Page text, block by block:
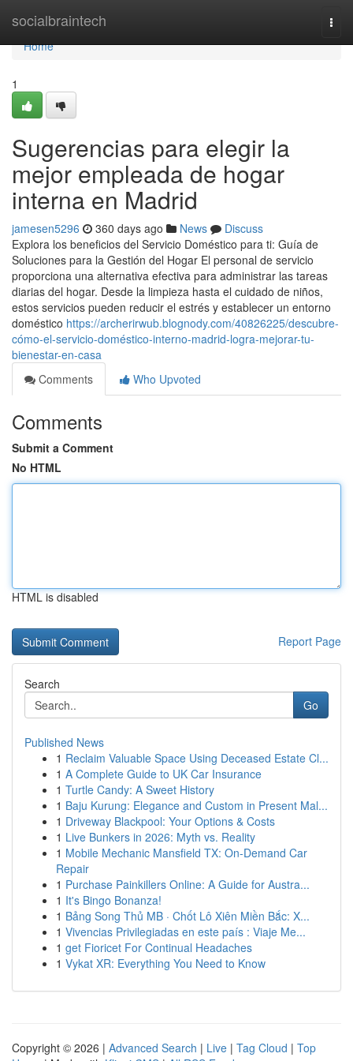
socialbraintech
Home
Home
1
Sugerencias para elegir la
mejor empleada de hogar
interna en Madrid
jamesen5296 360 days ago News
Discuss
Explora los beneficios del Servicio Doméstico para ti: Guía de
Soluciones para la Gestión del Hogar El personal de servicio
proporciona una alternativa efectiva para administrar las tareas
diarias del hogar. Desde la limpieza hasta el cuidado de niños,
estos servicios pueden reducir el estrés y establecer un entorno
doméstico https://archerirwub.blognody.com/40826225/descubre-
cómo-el-servicio-doméstico-interno-madrid-logra-mejorar-tu-
bienestar-en-casa
Comments
Who Upvoted
Comments
Submit a Comment
No HTML
HTML is disabled
Report Page
Search
Go
Published News
1 Reclaim Valuable Space Using Deceased Estate Cl...
1 A Complete Guide to UK Car Insurance
1 Turtle Candy: A Sweet History
1 Baju Kurung: Elegance and Custom in Present Mal...
1 Driveway Blackpool: Your Options & Costs
1 Live Bunkers in 2026: Myth vs. Reality
1 Mobile Mechanic Mansfield TX: On-Demand Car
Repair
1 Purchase Painkillers Online: A Guide for Austra...
1 It's Bingo Bonanza!
1 Bảng Song Thủ MB · Chốt Lô Xiên Miền Bắc: X...
1 Vivencias Privilegiadas en este país : Viaje Me...
1 get Fioricet For Continual Headaches
1 Vykat XR: Everything You Need to Know
Copyright © 2026 | Advanced Search | Live | Tag Cloud | Top